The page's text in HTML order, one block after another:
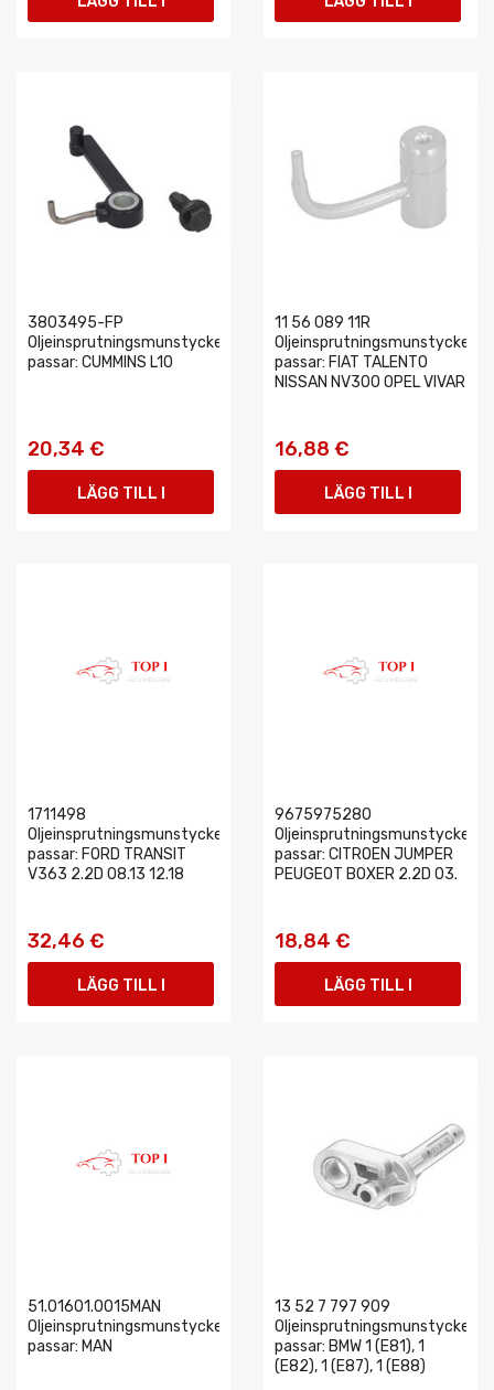
3803495-FP
Oljeinsprutningsmunstycke
passar: CUMMINS L10
20,34 €
LÄGG TILL I
11 56 089 11R
Oljeinsprutningsmunstycke
passar: FIAT TALENTO
NISSAN NV300 OPEL VIVAR
16,88 €
LÄGG TILL I
1711498
Oljeinsprutningsmunstycke
passar: FORD TRANSIT
V363 2.2D 08.13 12.18
32,46 €
LÄGG TILL I
9675975280
Oljeinsprutningsmunstycke
passar: CITROEN JUMPER
PEUGEOT BOXER 2.2D 03.
18,84 €
LÄGG TILL I
51.01601.0015MAN
Oljeinsprutningsmunstycke
passar: MAN
13 52 7 797 909
Oljeinsprutningsmunstycke
passar: BMW 1 (E81), 1
(E82), 1 (E87), 1 (E88)